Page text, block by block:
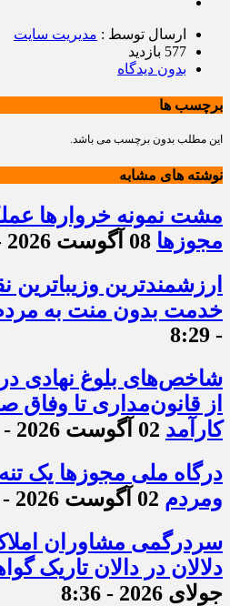
ارسال توسط : مدیریت سایت
577 بازدید
بدون دیدگاه
برچسب ها
این مطلب بدون برچسب می باشد.
نوشته های مشابه
مشت نمونه خروارها
مجوزها 08 آگوست 2026 - 13:09
ارزشمندترین وزیباترین
خدمت بدون منت به
- 8:29
شاخص‌های بلوغ نهادی
از قانون‌مداری تا
کارآمد 02 آگوست 2026 - 13:01
درگاه ملی مجوزها یک
ومردم 02 آگوست 2026 - 8:16
سردرگمی مشاوران
دلالان در دالان تاریک
جولای 2026 - 8:36